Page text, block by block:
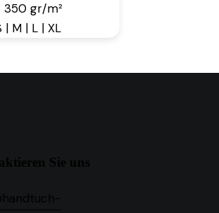
350 gr/m²
M | L | XL